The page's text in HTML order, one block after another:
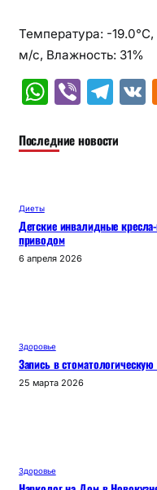
Температура: -
м/с, Влажность: 31%
W
at
p
p
Vi
er
T
e
m
Последние новости
Диеты
Детские инвалидные
приводом
6 апреля 2026
Здоровье
Запись в
25 марта 2026
Здоровье